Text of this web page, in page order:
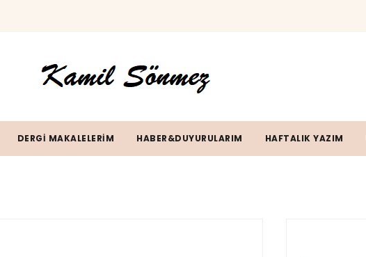
DERGİ MAKALELERİM HABER&DUYURULARIM HAFTALIK YAZIM